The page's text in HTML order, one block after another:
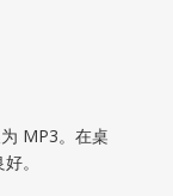
MP3。在桌
。